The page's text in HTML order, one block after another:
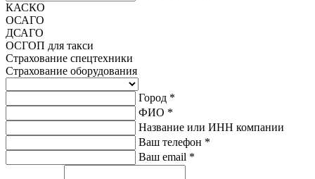
КАСКО
ОСАГО
ДСАГО
ОСГОП для такси
Страхование спецтехники
Страхование оборудования
Город *
ФИО *
Название или ИНН компании
Ваш телефон *
Ваш email *